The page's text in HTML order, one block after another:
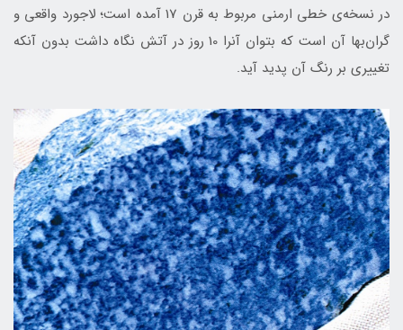
در نسخه‌ی خطی ارمنی مربوط به قرن 17 آمده است؛ لاجورد واقعی و
گران‌بها آن است که بتوان آنرا 10 روز در آتش نگاه داشت بدون آنکه
تغییری بر رنگ آن پدید آید.